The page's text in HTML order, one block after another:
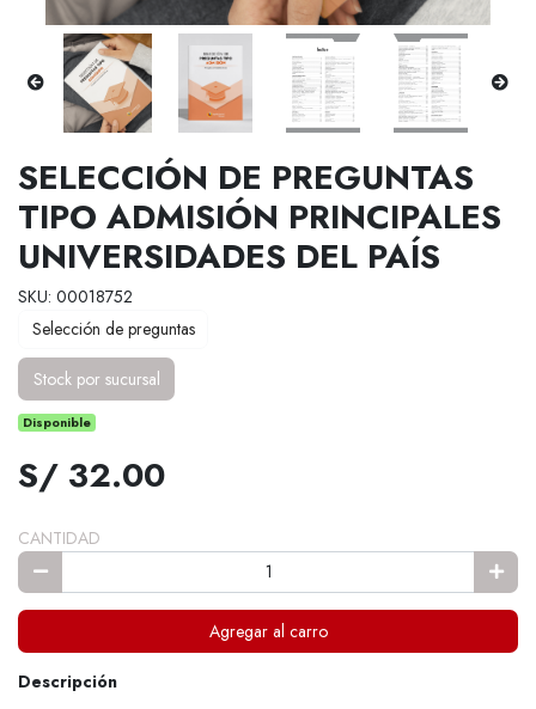
SELECCIÓN DE PREGUNTAS
TIPO ADMISIÓN PRINCIPALES
UNIVERSIDADES DEL PAÍS
SKU: 00018752
Selección de preguntas
Stock por sucursal
Disponible
S/ 32.00
CANTIDAD
Agregar al carro
Descripción